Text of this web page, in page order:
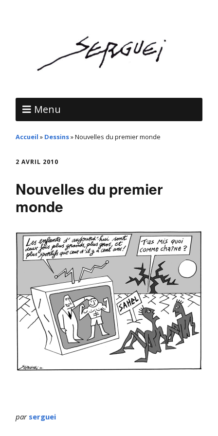
Menu
Accueil » Dessins»Nouvelles du premier monde
2 AVRIL 2010
Nouvelles du premier
monde
par serguei